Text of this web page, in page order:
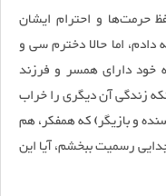
حرمت‌ها و احترام ایشان
اما حالا دخترم سی و
دارای همسر و فرزند
زندگی آن دیگری را خراب
و بازیگر) که همفکر، هم
رسمیت ببخشم، آیا این